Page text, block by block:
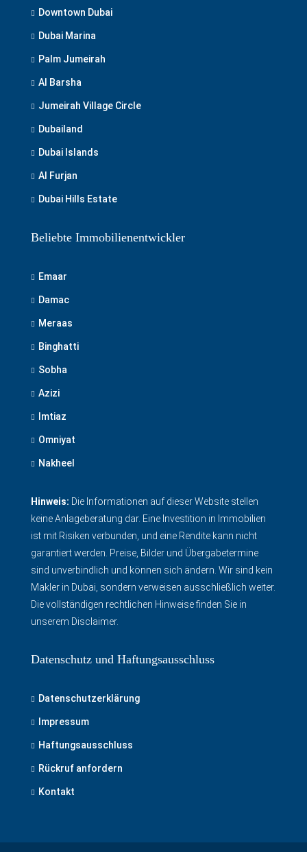
Downtown Dubai
Dubai Marina
Palm Jumeirah
Al Barsha
Jumeirah Village Circle
Dubailand
Dubai Islands
Al Furjan
Dubai Hills Estate
Beliebte Immobilienentwickler
Emaar
Damac
Meraas
Binghatti
Sobha
Azizi
Imtiaz
Omniyat
Nakheel
Hinweis: Die Informationen auf dieser Website stellen
keine Anlageberatung dar. Eine Investition in Immobilien
ist mit Risiken verbunden, und eine Rendite kann nicht
garantiert werden. Preise, Bilder und Übergabetermine
sind unverbindlich und können sich ändern. Wir sind kein
Makler in Dubai, sondern verweisen ausschließlich weiter.
Die vollständigen rechtlichen Hinweise finden Sie in
unserem Disclaimer.
Datenschutz und Haftungsausschluss
Datenschutzerklärung
Impressum
Haftungsausschluss
Rückruf anfordern
Kontakt